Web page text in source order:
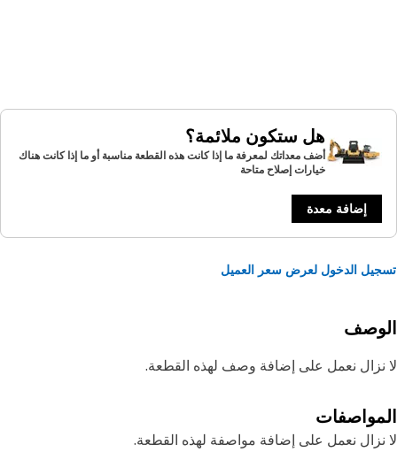
هل ستكون ملائمة؟
أضف معداتك لمعرفة ما إذا كانت هذه القطعة مناسبة أو ما إذا كانت هناك
خيارات إصلاح متاحة
إضافة معدة
الدخول لعرض سعر العميل
نزال نعمل على إضافة وصف لهذه القطعة.
نعمل على إضافة مواصفة لهذه القطعة.